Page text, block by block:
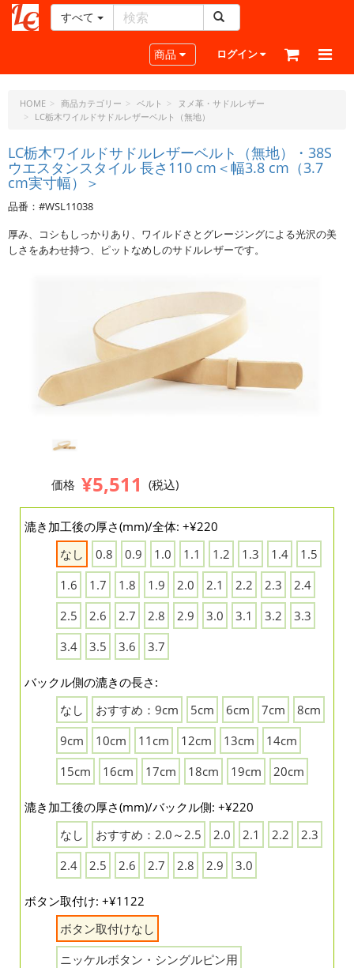
ー
ラ
フ
ド
ッ
ト・
ジ
ー
ピ
すべて
Toggle navigation
商品 ログイン
HOME 商品カテゴリー ベルト
ヌメ革・サドルレザー
LC栃木ワイルドサドルレザーベルト（無地）
LC栃木ワイルドサドルレザーベルト（無地）・38S
ウエスタンスタイル 長さ110 cm＜幅3.8 cm（3.7
cm実寸幅）＞
品番：#WSL11038
厚み、コシもしっかりあり、ワイルドさとグレージングによる光沢の美
しさをあわせ持つ、ピットなめしのサドルレザーです。
価格 ¥5,511 (税込)
漉き加工後の厚さ(mm)/全体: +¥220
なし
0.8 0.9 1.0 1.1 1.2 1.3 1.4
1.5
1.6
1.7 1.8 1.9 2.0 2.1 2.2 2.3
2.4
2.5
2.6 2.7 2.8 2.9 3.0 3.1 3.2
3.3
3.4
3.5 3.6 3.7
バックル側の漉きの長さ:
なし
おすすめ：9cm 5cm 6cm 7cm
8cm
9cm
10cm 11cm 12cm 13cm
14cm
15cm
16cm 17cm 18cm 19cm 20cm
漉き加工後の厚さ(mm)/バックル側: +¥220
なし
おすすめ：2.0～2.5 2.0 2.1 2.2
2.3
2.4
2.5 2.6 2.7 2.8 2.9 3.0
ボタン取付け: +¥1122
ボタン取付けなし
ニッケルボタン・シングルピン用